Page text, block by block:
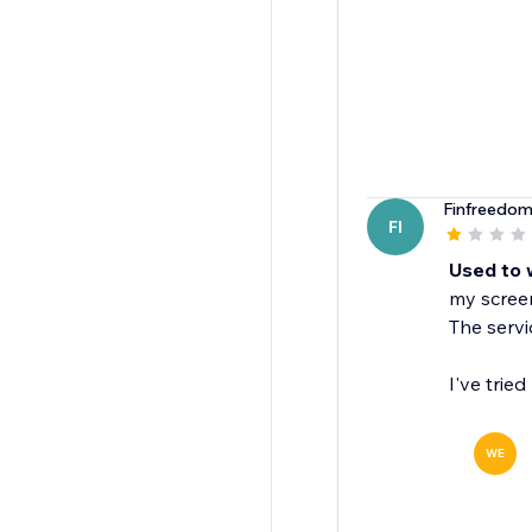
FI
Used to
my
The
I've tried
WE